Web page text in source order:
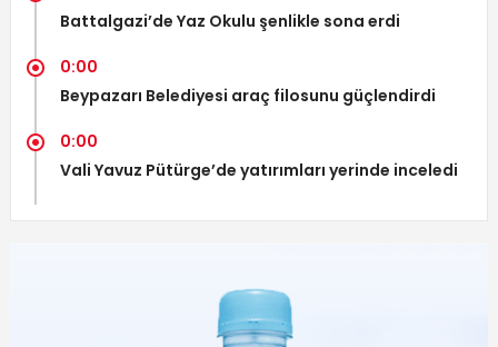
Battalgazi’de Yaz Okulu şenlikle sona erdi
0:00
Beypazarı Belediyesi araç filosunu güçlendirdi
0:00
Vali Yavuz Pütürge’de yatırımları yerinde inceledi